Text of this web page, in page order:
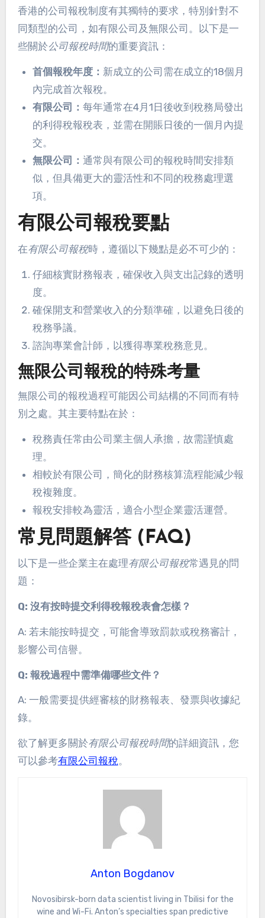
香港的公司報稅制度有其獨特的要求，特別針對不
同類型的公司，如有限公司及無限公司。以下是一
些關於公司報稅時間的重要資訊：
首個報稅年度： 新成立的公司需在成立的18個月
內完成首次報稅。
有限公司：每年通常在4月1日後收到稅務局發出
的利得稅報稅表，並需在開賬日後的一個月內提
交。
無限公司：通常與有限公司的報稅時間安排類
似，但具備更大的靈活性和不同的稅務處理選
項。
有限公司報稅要點
在有限公司報稅時，遵循以下幾點是必不可少的：
仔細核實財務報表，確保收入與支出記錄的透明
度。
確保開支和營業收入的分類準確，以避免日後的
稅務爭議。
諮詢專業會計師，以獲得專業稅務意見。
無限公司報稅的特殊考量
無限公司的報稅過程可能因公司結構的不同而有特
別之處。其主要特點在於：
稅務責任常由公司業主個人承擔，故需謹慎處
理。
相較於有限公司，簡化的財務核算流程能減少報
稅複雜度。
報稅安排較為靈活，適合小型企業靈活運營。
常見問題解答 (FAQ)
以下是一些企業主在處理有限公司報稅常遇見的問
題：
Q: 沒有按時提交利得稅報稅表會怎樣？
A: 若未能按時提交，可能會導致罰款或稅務審計，
影響公司信譽。
Q: 報稅過程中需準備哪些文件？
A: 一般需要提供經審核的財務報表、發票與收據紀
錄。
欲了解更多關於有限公司報稅時間的詳細資訊，您
可以參考有限公司報稅。
Anton Bogdanov
Novosibirsk-born data scientist living in Tbilisi for the
wine and Wi-Fi. Anton’s specialties span predictive